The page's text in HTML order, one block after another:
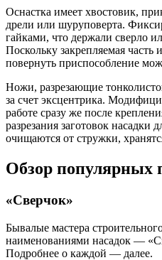
Оснастка имеет хвостовик,
дрели или шуруповерта.
гайками, что держали сверло
Поскольку закрепляемая часть
повернуть приспособление
Ножи, разрезающие
за счет эксцентрика.
работе сразу же после
разрезания заготовок насадки
очищаются от стружки,
Обзор популярных
«Сверчок»
Бывалые мастера
наименованиями насадок —
Подробнее о каждой — далее.